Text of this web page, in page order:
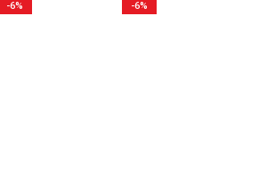
-6% -6%